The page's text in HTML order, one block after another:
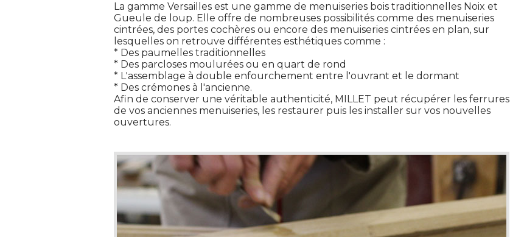
La gamme Versailles est une gamme de menuiseries bois traditionnelles Noix et
Gueule de loup. Elle offre de nombreuses possibilités comme des menuiseries
cintrées, des portes cochères ou encore des menuiseries cintrées en plan, sur
lesquelles on retrouve différentes esthétiques comme :
* Des paumelles traditionnelles
* Des parcloses moulurées ou en quart de rond
* L'assemblage à double enfourchement entre l'ouvrant et le dormant
* Des crémones à l'ancienne.
Afin de conserver une véritable authenticité, MILLET peut récupérer les ferrures
de vos anciennes menuiseries, les restaurer puis les installer sur vos nouvelles
ouvertures.